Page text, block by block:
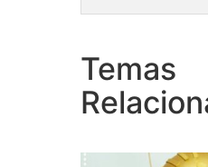
Temas
Bolo Fake Lol